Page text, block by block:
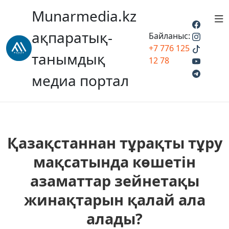
Munarmedia.kz
ақпаратық-
танымдық
медиа портал
Байланыс:
+7 776 125
12 78
Қазақстаннан тұрақты тұру
мақсатында көшетін
азаматтар зейнетақы
жинақтарын қалай ала
алады?